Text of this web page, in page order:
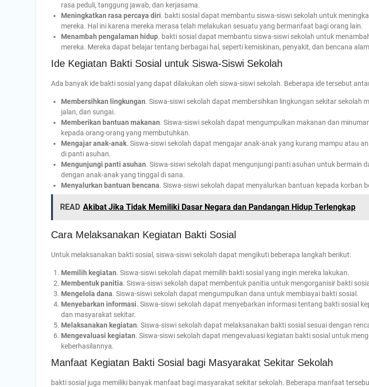
rasa peduli, tanggung jawab, dan kerjasama.
Meningkatkan rasa percaya diri. bakti sosial dapat membantu siswa-siswi sekolah untuk
mereka. Hal ini karena mereka merasa telah melakukan sesuatu yang bermanfaat bagi orang lain.
Menambah pengalaman hidup. bakti sosial dapat membantu siswa-siswi sekolah untuk
mereka. Mereka dapat belajar tentang berbagai hal, seperti kemiskinan, penyakit, dan bencana
Ide Kegiatan Bakti Sosial untuk Siswa-Siswi Sekolah
Ada banyak ide bakti sosial yang dapat dilakukan oleh siswa-siswi sekolah. Beberapa ide tersebut
Membersihkan lingkungan. Siswa-siswi sekolah dapat membersihkan lingkungan sekitar sekolah
jalan, dan sungai.
Memberikan bantuan makanan. Siswa-siswi sekolah dapat mengumpulkan makanan dan
kepada orang-orang yang membutuhkan.
Mengajar anak-anak. Siswa-siswi sekolah dapat mengajar anak-anak yang kurang mampu atau
di panti asuhan.
Mengunjungi panti asuhan. Siswa-siswi sekolah dapat mengunjungi panti asuhan untuk bermain
dengan anak-anak yang tinggal di sana.
Menyalurkan bantuan bencana. Siswa-siswi sekolah dapat menyalurkan bantuan kepada korban
READ Akibat Jika Tidak Memiliki Dasar Negara dan Pandangan Hidup Terlengkap
Cara Melaksanakan Kegiatan Bakti Sosial
Untuk melaksanakan bakti sosial, siswa-siswi sekolah dapat mengikuti beberapa langkah berikut:
Memilih kegiatan. Siswa-siswi sekolah dapat memilih bakti sosial yang ingin mereka lakukan.
Membentuk panitia. Siswa-siswi sekolah dapat membentuk panitia untuk mengorganisir bakti
Mengelola dana. Siswa-siswi sekolah dapat mengumpulkan dana untuk membiayai bakti sosial.
Menyebarkan informasi. Siswa-siswi sekolah dapat menyebarkan informasi tentang bakti sosial
dan masyarakat sekitar.
Melaksanakan kegiatan. Siswa-siswi sekolah dapat melaksanakan bakti sosial sesuai dengan
Mengevaluasi kegiatan. Siswa-siswi sekolah dapat mengevaluasi kegiatan bakti sosial untuk
keberhasilannya.
Manfaat Kegiatan Bakti Sosial bagi Masyarakat Sekitar Sekolah
bakti sosial juga memiliki banyak manfaat bagi masyarakat sekitar sekolah. Beberapa manfaat